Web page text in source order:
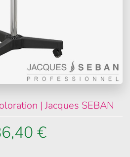
| Jacques SEBAN
€